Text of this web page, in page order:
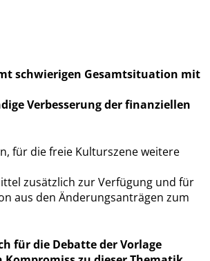
schwierigen Gesamtsituation mit
Verbesserung der finanziellen
für die freie Kulturszene weitere
zusätzlich zur Verfügung und für
aus den Änderungsanträgen zum
für die Debatte der Vorlage